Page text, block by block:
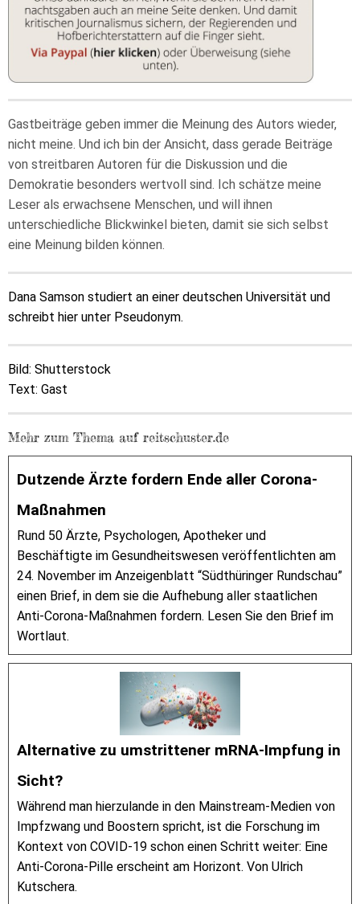
Gastbeiträge geben immer die Meinung des Autors wieder,
nicht meine. Und ich bin der Ansicht, dass gerade Beiträge
von streitbaren Autoren für die Diskussion und die
Demokratie besonders wertvoll sind. Ich schätze meine
Leser als erwachsene Menschen, und will ihnen
unterschiedliche Blickwinkel bieten, damit sie sich selbst
eine Meinung bilden können.
Dana Samson studiert an einer deutschen Universität und
schreibt hier unter Pseudonym.
Bild: Shutterstock
Text: Gast
Mehr zum Thema auf reitschuster.de
Dutzende Ärzte fordern Ende aller Corona-
Maßnahmen
Rund 50 Ärzte, Psychologen, Apotheker und
Beschäftigte im Gesundheitswesen veröffentlichten am
24. November im Anzeigenblatt “Südthüringer Rundschau”
einen Brief, in dem sie die Aufhebung aller staatlichen
Anti-Corona-Maßnahmen fordern. Lesen Sie den Brief im
Wortlaut.
Alternative zu umstrittener mRNA-Impfung in
Sicht?
Während man hierzulande in den Mainstream-Medien von
Impfzwang und Boostern spricht, ist die Forschung im
Kontext von COVID-19 schon einen Schritt weiter: Eine
Anti-Corona-Pille erscheint am Horizont. Von Ulrich
Kutschera.